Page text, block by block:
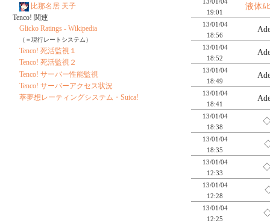
19:01
液体ﾑ
13/01/04
18:56
13/01/04
18:52
13/01/04
18:49
13/01/04
18:41
13/01/04
18:38
13/01/04
18:35
13/01/04
12:33
13/01/04
12:28
13/01/04
12:25
比那名居 天子
Tenco! 関連
Glicko Ratings - Wikipedia
（＝現行レートシステム）
Tenco! 死活監視１
Tenco! 死活監視２
Tenco! サーバー性能監視
Tenco! サーバーアクセス状況
萃夢想レーティングシステム・Suica!